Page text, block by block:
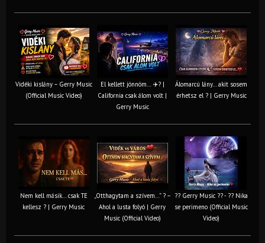
Vidéki kislány – Gerry Music
(Official Music Video)
El kellett jönnöm… ✈️? |
California csak álom volt |
Gerry Music
Álomarcú lány… akit sosem
érhetsz el ? | Gerry Music
Nem kell másik… csak TE
kellesz ? | Gerry Music
„Otthagytam a szívem…” ? –
Ahol a lusta folyó | Gerry
Music (Official Video)
?? Gerry Music ?? - ?? Nika
se perimeno (Official Music
Video)